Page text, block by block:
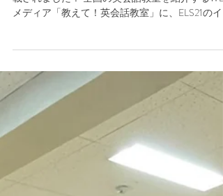
「教えて！英会話教室」にイン
「教えて！英会話教室」にインタビュー記事が掲
載されました！ 全国の英会話教室を紹介するWEB
メディア「教えて！英会話教室」に、ELS21のイ
タビュー記事が掲載されました。
https://www.miyamanavi.net/school/archives/1364/ ...